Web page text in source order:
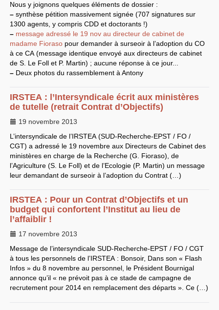
traitement
Plate-forme revendicative
Références, utilitaires,etc.
SUD -RE auCNRS
Instances duCNRS
Archives
CA2009
CCP2008
CoNRS 2008
CT2013 - 2014
C.S. duCNRS2014
CAP2005
CAP2011
CNSPH
Conseil d’administration :
mandat 2017-2021
CSA2026
CT2011 - 2014
Sections du Comité
National de la Recherche
Scientifique - CoNRS
Année 2025
Année 2023
Année 2022
Année 2021
Année 2020
Année 2019
Année 2018
Nous y joignons quelques éléments de dossier :
– synthèse pétition massivement signée (707 signatures sur
1300 agents, y compris CDD et doctorants !)
– message adressé le 19 nov au directeur de cabinet de
madame Fioraso pour demander à surseoir à l’adoption du CO
à ce CA (message identique envoyé aux directeurs de cabinet
de S. Le Foll et P. Martin) ; aucune réponse à ce jour...
– Deux photos du rassemblement à Antony
IRSTEA : l’Intersyndicale écrit aux ministères
de tutelle (retrait Contrat d’Objectifs)
19 novembre 2013
L’intersyndicale de l’IRSTEA (SUD-Recherche-EPST / FO /
CGT) a adressé le 19 novembre aux Directeurs de Cabinet des
ministères en charge de la Recherche (G. Fioraso), de
l’Agriculture (S. Le Foll) et de l’Ecologie (P. Martin) un message
leur demandant de surseoir à l’adoption du Contrat (…)
IRSTEA : Pour un Contrat d’Objectifs et un
budget qui confortent l’Institut au lieu de
l’affaiblir !
17 novembre 2013
Message de l’intersyndicale SUD-Recherche-EPST / FO / CGT
à tous les personnels de l’IRSTEA : Bonsoir, Dans son « Flash
Infos » du 8 novembre au personnel, le Président Bournigal
annonce qu’il « ne prévoit pas à ce stade de campagne de
recrutement pour 2014 en remplacement des départs ». Ce (…)